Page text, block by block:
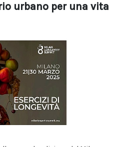
urbano per una vita